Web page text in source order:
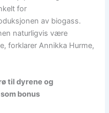
for
av biogass.
naturligvis være
forklarer Annikka Hurme,
til dyrene og
bonus